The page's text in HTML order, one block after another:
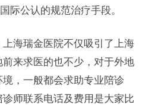
际公认的规范治疗手段。
海瑞金医院不仅吸引了上海
来求医的也不少，对于外地
，一般都会求助专业陪诊
师联系电话及费用是大家比